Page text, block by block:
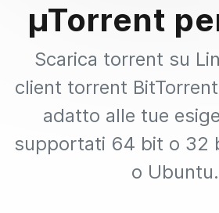
µTorrent
Scarica torrent su
client torrent
adatto alle tue
supportati 64 bit o 32
o Ubuntu.